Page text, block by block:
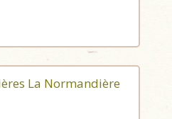
La Normandière